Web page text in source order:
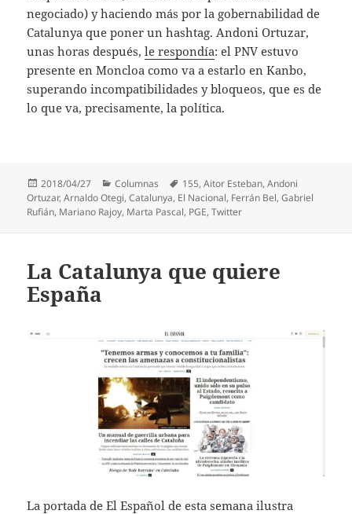
negociado) y haciendo más por la gobernabilidad de
Catalunya que poner un hashtag. Andoni Ortuzar,
unas horas después,le respondía: el PNV estuvo
presente en Moncloa como va a estarlo en Kanbo,
superando incompatibilidades y bloqueos, que es de
lo que va, precisamente, la política.
Publicado
el
2018/04/27 Categorías
Columnas Etiquetas
155,Aitor Esteban,Andoni
Ortuzar,Arnaldo Otegi,Catalunya, El Nacional, Ferrán Bel,Gabriel
Rufián, Mariano Rajoy, Marta Pascal, PGE,Twitter
La Catalunya que quiere
España
La portada de El Español de esta semana ilustra